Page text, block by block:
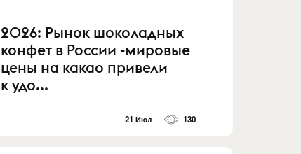
2026: Рынок шоколадных
конфет в России -мировые
цены на какао привели
к удо...
21 Июл 130